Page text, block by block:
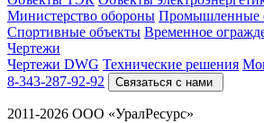
Министерство обороны Промышленные
Спортивные объекты Временное
Чертежи
Чертежи DWG Технические решения
8-343-287-92-92
Связаться с нами
2011-2026 ООО «УралРесурс»